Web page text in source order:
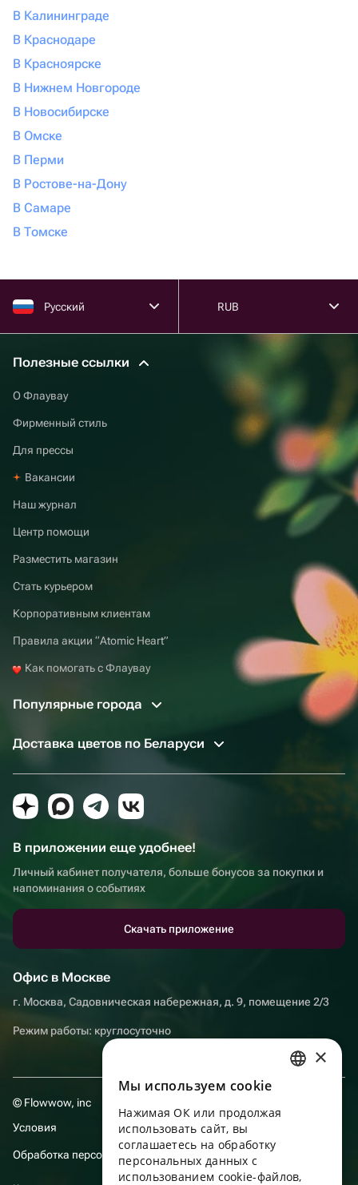
В Калининграде
В Краснодаре
В Красноярске
В Нижнем Новгороде
В Новосибирске
В Омске
В Перми
В Ростове-на-Дону
В Самаре
В Томске
Русский RUB
Полезные ссылки
О Флаувау
Фирменный стиль
Для прессы
Вакансии
Наш журнал
Центр помощи
Разместить магазин
Стать курьером
Корпоративным клиентам
Правила акции “Atomic Heart”
Как помогать с Флаувау
Популярные города
Доставка цветов по Беларуси
В приложении еще удобнее!
Личный кабинет получателя, больше бонусов за покупки и
напоминания о событиях
Скачать приложение
Офис в Москве
г. Москва, Садовническая набережная, д. 9, помещение 2/3
Режим работы: круглосуточно
© Flowwow, inc
Условия
Обработка персональных данных
ENGLISH
UKRAINIAN
PORTUGUESE
×
Мы используем сookie
Нажимая ОК или продолжая
использовать сайт, вы
соглашаетесь на обработку
персональных данных с
использованием cookie-файлов,